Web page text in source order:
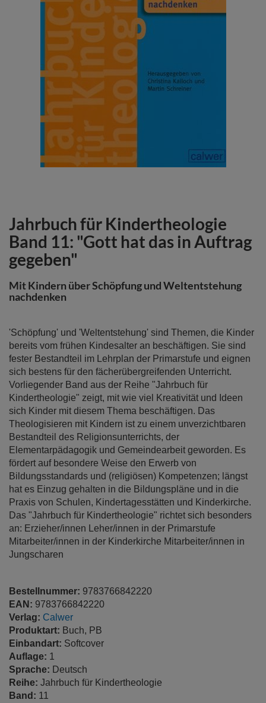
Jahrbuch für Kindertheologie
Band 11: "Gott hat das in Auftrag
gegeben"
Mit Kindern über Schöpfung und Weltentstehung
nachdenken
'Schöpfung' und 'Weltentstehung' sind Themen, die Kinder
bereits vom frühen Kindesalter an beschäftigen. Sie sind
fester Bestandteil im Lehrplan der Primarstufe und eignen
sich bestens für den fächerübergreifenden Unterricht.
Vorliegender Band aus der Reihe "Jahrbuch für
Kindertheologie" zeigt, mit wie viel Kreativität und Ideen
sich Kinder mit diesem Thema beschäftigen. Das
Theologisieren mit Kindern ist zu einem unverzichtbaren
Bestandteil des Religionsunterrichts, der
Elementarpädagogik und Gemeindearbeit geworden. Es
fördert auf besondere Weise den Erwerb von
Bildungsstandards und (religiösen) Kompetenzen; längst
hat es Einzug gehalten in die Bildungspläne und in die
Praxis von Schulen, Kindertagesstätten und Kinderkirche.
Das "Jahrbuch für Kindertheologie" richtet sich besonders
an: Erzieher/innen Leher/innen in der Primarstufe
Mitarbeiter/innen in der Kinderkirche Mitarbeiter/innen in
Jungscharen
Bestellnummer: 9783766842220
EAN: 9783766842220
Verlag: Calwer
Produktart: Buch, PB
Einbandart: Softcover
Auflage: 1
Sprache: Deutsch
Reihe: Jahrbuch für Kindertheologie
Band: 11
Zum
Anfang
der
Bildergalerie